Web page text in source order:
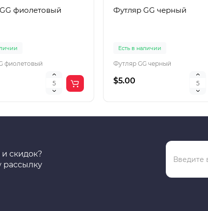
фиолетовый
фиолетовый
Футляр GG черный
Есть в наличии
Футляр GG черный
$5.00
скидок?